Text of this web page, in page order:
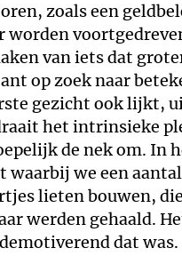
zoals een
worden
van iets dat
op zoek naar
gezicht ook lijkt,
het intrinsieke
de nek om. In
waarbij we een aantal
lieten bouwen,
werden gehaald.
dat was.